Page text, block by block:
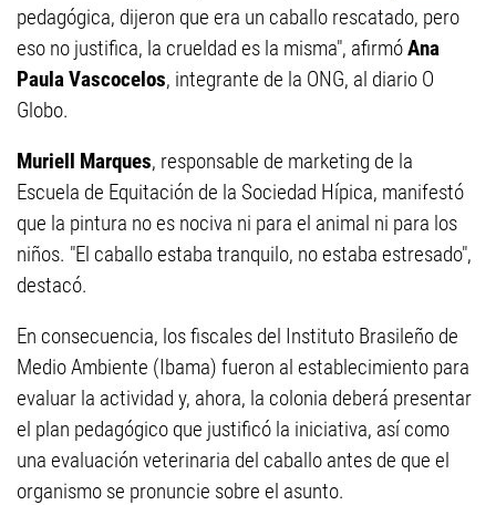
pedagógica, dijeron que era un caballo rescatado, pero
eso no justifica, la crueldad es la misma", afirmóAna
Paula Vascocelos, integrante de la ONG, al diario O
Globo.
Muriell Marques, responsable de marketing de la
Escuela de Equitación de la Sociedad Hípica, manifestó
que la pintura no es nociva ni para el animal ni para los
niños. "El caballo estaba tranquilo, no estaba estresado",
destacó.
En consecuencia, los fiscales del Instituto Brasileño de
Medio Ambiente (Ibama) fueron al establecimiento para
evaluar la actividad y, ahora, la colonia deberá presentar
el plan pedagógico que justificó la iniciativa, así como
una evaluación veterinaria del caballo antes de que el
organismo se pronuncie sobre el asunto.